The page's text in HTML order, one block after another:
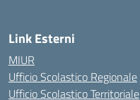
Link Esterni
MIUR
Ufficio Scolastico Regionale
Ufficio Scolastico Territoriale